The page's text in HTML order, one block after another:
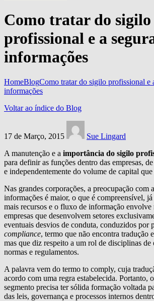
Como tratar do sigilo
profissional e a
informações
HomeBlogComo tratar do sigilo profissional e
informações
Voltar ao índice do Blog
17 de Março, 2015
Sue Lingard
A manutenção e a importância do sigilo
para definir as funções dentro das empresas,
e independentemente do volume de capital
Nas grandes corporações, a preocupação com
informações é maior, o que é compreensível,
mais recursos e o fluxo de informação envolve
empresas que desenvolvem setores
eventuais desvios de conduta, conduzidos por
compliance, termo que não encontra tradução
mas que diz respeito a um rol de disciplinas de
normas e regulamentos.
A palavra vem do termo to comply, cuja
acordo com uma regra estabelecida. Portanto,
segmento precisa ter sólida formação voltada
das leis, governança e processos internos